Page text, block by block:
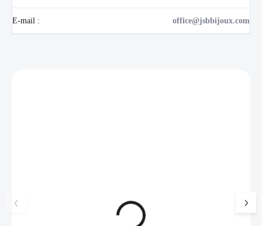
E-mail : office@jsbbijoux.com